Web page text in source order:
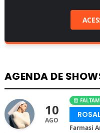
AGENDA DE
10
AGO
⏰
Farmasi